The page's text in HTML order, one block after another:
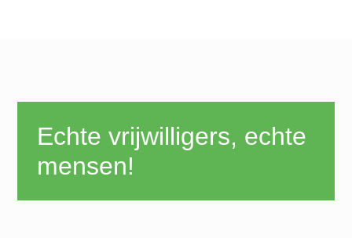
Echte vrijwilligers, echte
mensen!